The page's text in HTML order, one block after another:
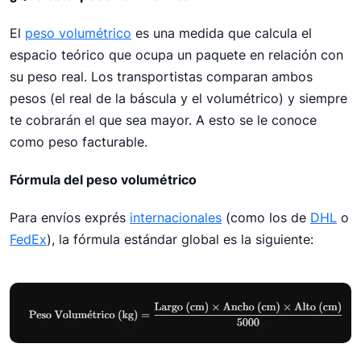
El peso volumétrico es una medida que calcula el
espacio teórico que ocupa un paquete en relación con
su peso real. Los transportistas comparan ambos
pesos (el real de la báscula y el volumétrico) y siempre
te cobrarán el que sea mayor. A esto se le conoce
como peso facturable.
Fórmula del peso volumétrico
Para envíos exprés internacionales (como los de DHL o
FedEx), la fórmula estándar global es la siguiente: